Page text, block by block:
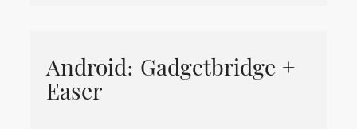
Android: Gadgetbridge +
Easer